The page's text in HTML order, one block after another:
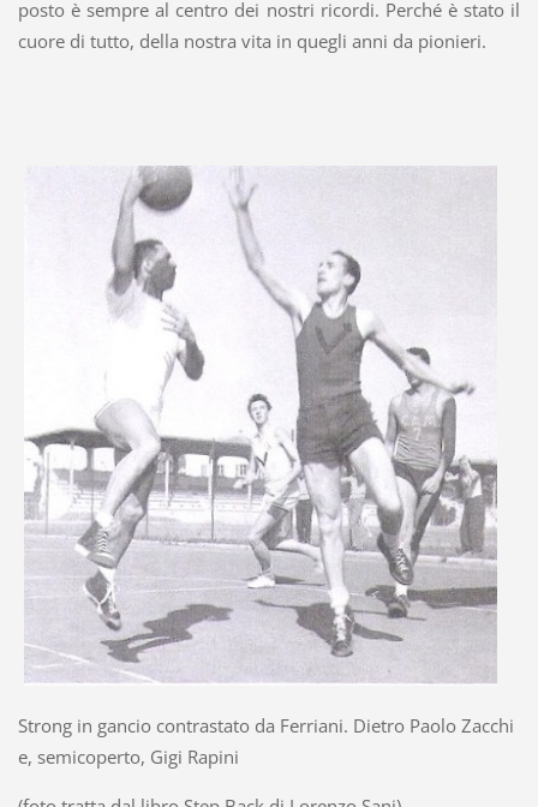
posto è sempre al centro dei nostri ricordi. Perché è stato il
cuore di tutto, della nostra vita in quegli anni da pionieri.
Strong in gancio contrastato da Ferriani. Dietro Paolo Zacchi
e, semicoperto, Gigi Rapini